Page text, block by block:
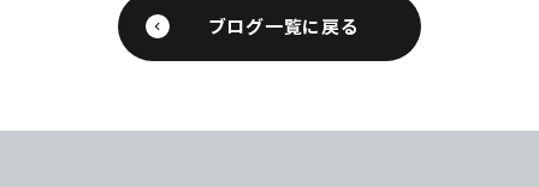
ブログ一覧に戻る